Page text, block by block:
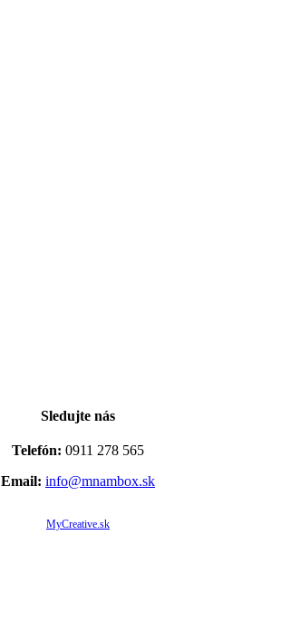
Sledujte nás
Telefón: 0911 278 565
Email: info@mnambox.sk
MyCreative.sk